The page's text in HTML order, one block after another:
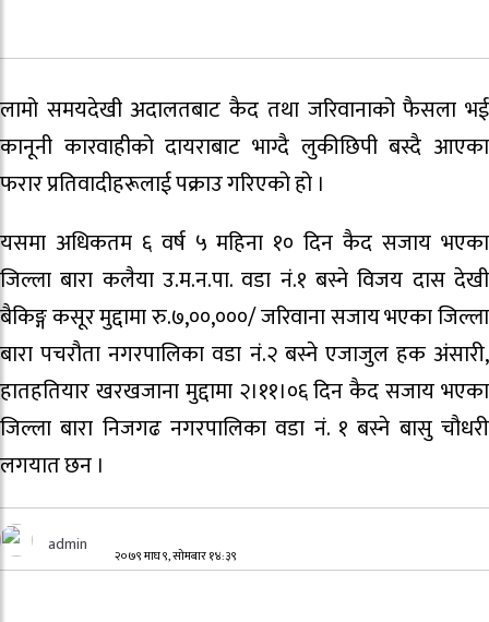
लामो समयदेखी अदालतबाट कैद तथा जरिवानाको फैसला भई
कानूनी कारवाहीको दायराबाट भाग्दै लुकीछिपी बस्दै आएका
फरार प्रतिवादीहरूलाई पक्राउ गरिएको हो ।
यसमा अधिकतम ६ वर्ष ५ महिना १० दिन कैद सजाय भएका
जिल्ला बारा कलैया उ.म.न.पा. वडा नं.१ बस्ने विजय दास देखी
बैकिङ्ग कसूर मुद्दामा रु.७,००,०००/ जरिवाना सजाय भएका जिल्ला
बारा पचरौता नगरपालिका वडा नं.२ बस्ने एजाजुल हक अंसारी,
हातहतियार खरखजाना मुद्दामा २।११।०६ दिन कैद सजाय भएका
जिल्ला बारा निजगढ नगरपालिका वडा नं. १ बस्ने बासु चौधरी
लगयात छन ।
admin २०७९ माघ ९, सोमबार १४:३९